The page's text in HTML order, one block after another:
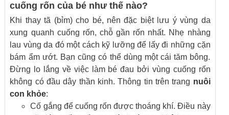
cuống rốn của bé như thế nào?
Khi thay tã (bỉm) cho bé, nên đặc biệt lưu ý vùng da
xung quanh cuống rốn, chỗ gần rốn nhất. Nhẹ nhàng
lau vùng da đó một cách kỹ lưỡng để lấy đi những cặn
bám ẩm ướt. Bạn cũng có thể dùng một cái tăm bông.
Đừng lo lắng về việc làm bé đau bởi vùng cuống rốn
không có đầu dây thần kinh. Thông tin trên trang nuôi
con khỏe:
Cố gắng để cuống rốn được thoáng khí. Điều này